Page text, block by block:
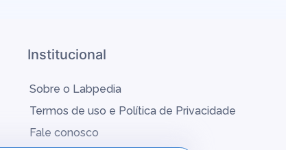
Institucional
Sobre o Labpedia
Termos de uso e Política de Privacidade
Fale conosco